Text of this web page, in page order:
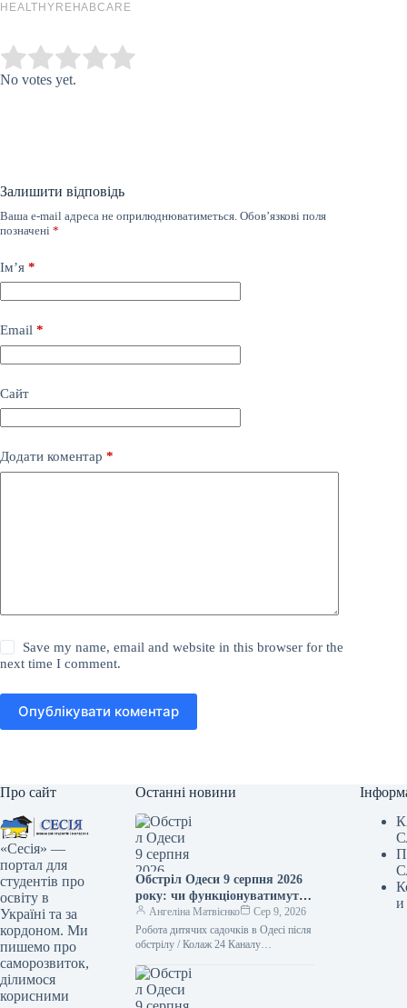
Rate this item:
No votes yet.
Залишити відповідь
Ваша e-mail адреса не оприлюднюватиметься. Обов’язкові поля
позначені *
Ім’я *
Email *
Сайт
Додати коментар *
Save my name, email and website in this browser for the
next time I comment.
Опублікувати коментар
Про сайт
«Сесія» —
портал для
студентів про
освіту в
Україні та за
кордоном. Ми
пишемо про
саморозвиток,
ділимося
корисними
Останні новини
Обстріл Одеси 9 серпня 2026
року: чи функціонуватимуть
дитячі садки за відсутності
електрики та водопостачання
Ангеліна Матвієнко
Сер 9, 2026
Робота дитячих садочків в Одесі після
обстрілу / Колаж 24 Каналу
атаки Росії на Одесу 9 серпня,…
и